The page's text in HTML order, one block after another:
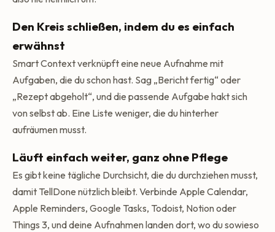
Den Kreis schließen, indem du es einfach
erwähnst
Smart Context verknüpft eine neue Aufnahme mit
Aufgaben, die du schon hast. Sag „Bericht fertig“ oder
„Rezept abgeholt“, und die passende Aufgabe hakt sich
von selbst ab. Eine Liste weniger, die du hinterher
aufräumen musst.
Läuft einfach weiter, ganz ohne Pflege
Es gibt keine tägliche Durchsicht, die du durchziehen musst,
damit TellDone nützlich bleibt. Verbinde Apple Calendar,
Apple Reminders, Google Tasks, Todoist, Notion oder
Things 3, und deine Aufnahmen landen dort, wo du sowieso